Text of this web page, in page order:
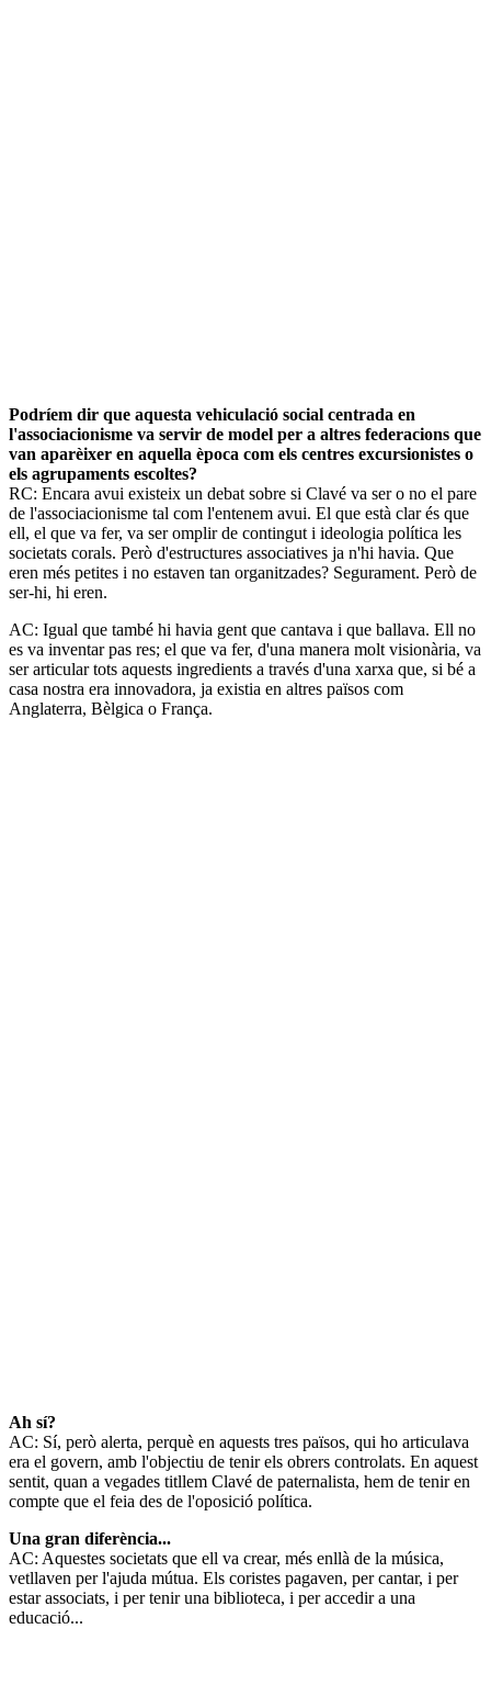
Podríem dir que aquesta vehiculació social centrada en
l'associacionisme va servir de model per a altres federacions que
van aparèixer en aquella època com els centres excursionistes o
els agrupaments escoltes?
RC: Encara avui existeix un debat sobre si Clavé va ser o no el pare
de l'associacionisme tal com l'entenem avui. El que està clar és que
ell, el que va fer, va ser omplir de contingut i ideologia política les
societats corals. Però d'estructures associatives ja n'hi havia. Que
eren més petites i no estaven tan organitzades? Segurament. Però de
ser-hi, hi eren.
AC: Igual que també hi havia gent que cantava i que ballava. Ell no
es va inventar pas res; el que va fer, d'una manera molt visionària, va
ser articular tots aquests ingredients a través d'una xarxa que, si bé a
casa nostra era innovadora, ja existia en altres països com
Anglaterra, Bèlgica o França.
Ah sí?
AC: Sí, però alerta, perquè en aquests tres països, qui ho articulava
era el govern, amb l'objectiu de tenir els obrers controlats. En aquest
sentit, quan a vegades titllem Clavé de paternalista, hem de tenir en
compte que el feia des de l'oposició política.
Una gran diferència...
AC: Aquestes societats que ell va crear, més enllà de la música,
vetllaven per l'ajuda mútua. Els coristes pagaven, per cantar, i per
estar associats, i per tenir una biblioteca, i per accedir a una
educació...